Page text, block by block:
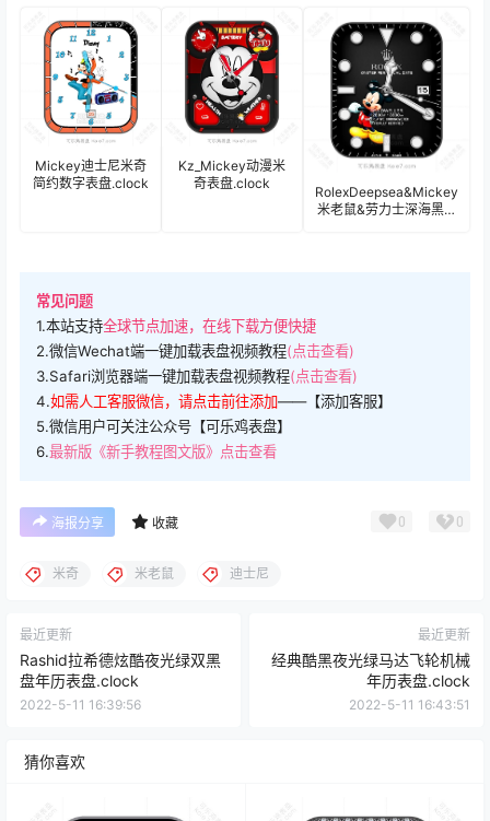
能表
盘.clock&clock2
17072
Mickey迪士尼米奇
简约数字表盘.clock
Kz_Mickey动漫米
奇表盘.clock
RolexDeepsea&Mickey
米老鼠&劳力士深海黑系
常见问题
1.本站支持全球节点加速，在线下载方便快捷
2.微信Wechat端一键加载表盘视频教程(点击查看)
3.Safari浏览器端一键加载表盘视频教程(点击查看)
4.如需人工客服微信，请点击前往添加——【添加客服】
5.微信用户可关注公众号【可乐鸡表盘】
6.最新版《新手教程图文版》点击查看
海报分享 收藏 0 0
米奇 米老鼠 迪士尼
最近更新
Rashid拉希德炫酷夜光绿双黑
盘年历表盘.clock
2022-5-11 16:39:56
最近更新
经典酷黑夜光绿马达飞轮机械
年历表盘.clock
2022-5-11 16:43:51
猜你喜欢